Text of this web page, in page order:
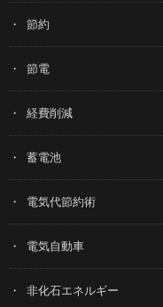
節約
節電
経費削減
蓄電池
電気代節約術
電気自動車
非化石エネルギー